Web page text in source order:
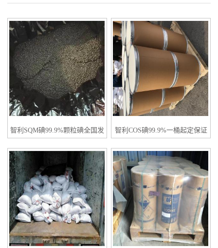
智利SQM碘99.9%颗粒碘全国发
智利COS碘99.9%一桶起定保证